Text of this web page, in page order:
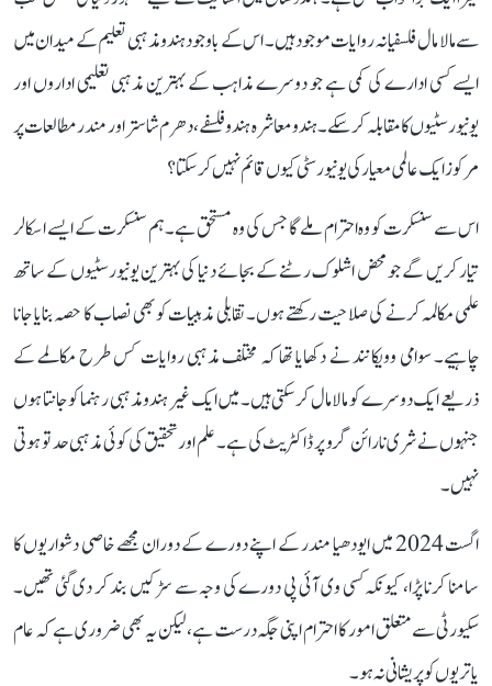
سے مالا مال فلسفیانہ روایات موجود ہیں۔ اس کے باوجود ہندو مذہبی تعلیم کے میدان میں
ایسے کسی ادارے کی کمی ہے جو دوسرے مذاہب کے بہترین مذہبی تعلیمی اداروں اور
یونیورسٹیوں کا مقابلہ کر سکے۔ ہندو معاشرہ ہندو فلسفے، دھرم شاستر اور مندر مطالعات پر
مرکوز ایک عالمی معیار کی یونیورسٹی کیوں قائم نہیں کر سکتا؟
اس سے سنسکرت کو وہ احترام ملے گا جس کی وہ مستحق ہے۔ ہم سنسکرت کے ایسے اسکالر
تیار کریں گے جو محض اشلوک رٹنے کے بجائے دنیا کی بہترین یونیورسٹیوں کے ساتھ
علمی مکالمہ کرنے کی صلاحیت رکھتے ہوں۔ تقابلی مذہبیات کو بھی نصاب کا حصہ بنایا جانا
چاہیے۔ سوامی وویکانند نے دکھایا تھا کہ مختلف مذہبی روایات کس طرح مکالمے کے
ذریعے ایک دوسرے کو مالا مال کر سکتی ہیں۔ میں ایک غیر ہندو مذہبی رہنما کو جانتا ہوں
جنہوں نے شری نارائن گرو پر ڈاکٹریٹ کی ہے۔ علم اور تحقیق کی کوئی مذہبی حد تو ہوتی
نہیں۔
اگست 2024 میں ایودھیا مندر کے اپنے دورے کے دوران مجھے خاصی دشواریوں کا
سامنا کرنا پڑا، کیونکہ کسی وی آئی پی دورے کی وجہ سے سڑکیں بند کر دی گئی تھیں۔
سکیورٹی سے متعلق امور کا احترام اپنی جگہ درست ہے، لیکن یہ بھی ضروری ہے کہ عام
یاتریوں کو پریشانی نہ ہو۔